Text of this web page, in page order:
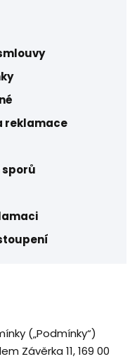
reklamace
sporů
(„Podmínky“)
Závěrka 11, 169 00